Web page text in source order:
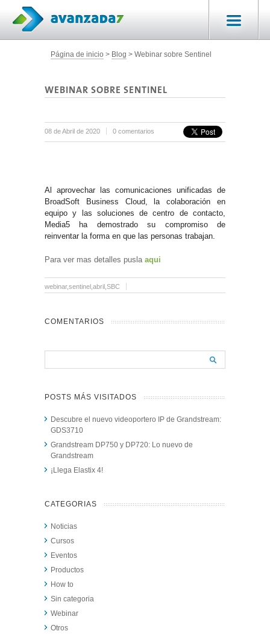
Página de inicio Blog Webinar sobre Sentinel
WEBINAR SOBRE SENTINEL
08 de Abril de 2020 0 comentarios
Al aprovechar las comunicaciones unificadas de
BroadSoft Business Cloud, la colaboración en
equipo y las soluciones de centro de contacto,
Media5 ha demostrado su compromiso de
reinventar la forma en que las personas trabajan.
Para ver mas detalles puslaaqui
webinar,sentinel,abril,SBC
COMENTARIOS
POSTS MÁS VISITADOS
Descubre el nuevo videoportero IP de Grandstream:
GDS3710
Grandstream DP750 y DP720: Lo nuevo de
Grandstream
¡Llega Elastix 4!
CATEGORIAS
Noticias
Cursos
Eventos
Productos
How to
Sin categoria
Webinar
Otros